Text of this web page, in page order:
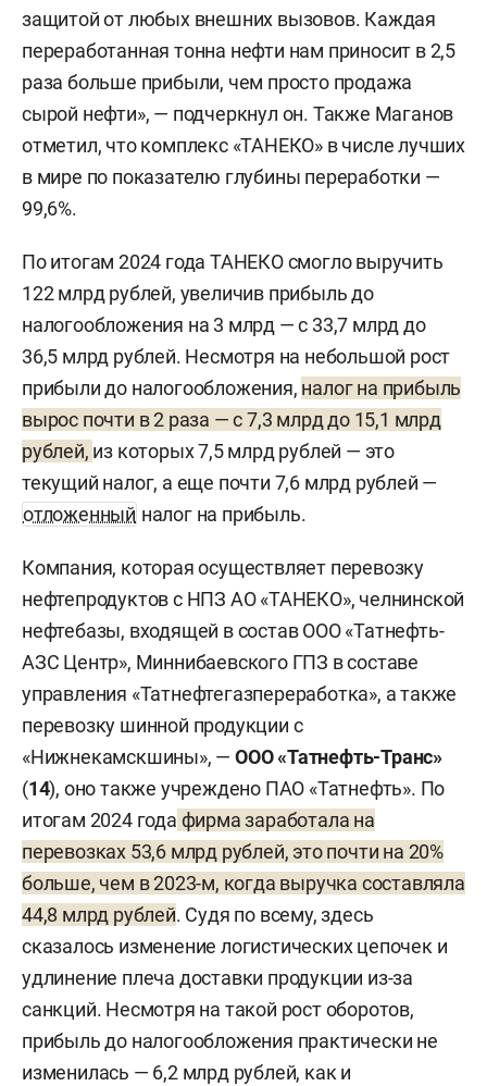
защитой от любых внешних вызовов. Каждая
переработанная тонна нефти нам приносит в 2,5
раза больше прибыли, чем просто продажа
сырой нефти», — подчеркнул он. Также Маганов
отметил, что комплекс «ТАНЕКО» в числе лучших
в мире по показателю глубины переработки —
99,6%.
По итогам 2024 года ТАНЕКО смогло выручить
122 млрд рублей, увеличив прибыль до
налогообложения на 3 млрд — с 33,7 млрд до
36,5 млрд рублей. Несмотря на небольшой рост
прибыли до налогообложения, налог на прибыль
вырос почти в 2 раза — с 7,3 млрд до 15,1 млрд
рублей, из которых 7,5 млрд рублей — это
текущий налог, а еще почти 7,6 млрд рублей —
отложенный налог на прибыль.
Компания, которая осуществляет перевозку
нефтепродуктов с НПЗ АО «ТАНЕКО», челнинской
нефтебазы, входящей в состав ООО «Татнефть-
АЗС Центр», Миннибаевского ГПЗ в составе
управления «Татнефтегазпереработка», а также
перевозку шинной продукции с
«Нижнекамскшины», —ООО «Татнефть-Транс»
(14), оно также учреждено ПАО «Татнефть». По
итогам 2024 года фирма заработала на
перевозках 53,6 млрд рублей, это почти на 20%
больше, чем в 2023-м, когда выручка составляла
44,8 млрд рублей. Судя по всему, здесь
сказалось изменение логистических цепочек и
удлинение плеча доставки продукции из-за
санкций. Несмотря на такой рост оборотов,
прибыль до налогообложения практически не
изменилась — 6,2 млрд рублей, как и